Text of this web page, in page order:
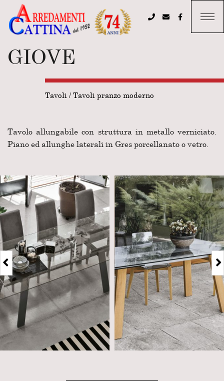
GIOVE
Tavoli / Tavoli pranzo moderno
Tavolo allungabile con struttura in metallo verniciato.
Piano ed allunghe laterali in Gres porcellanato o vetro.